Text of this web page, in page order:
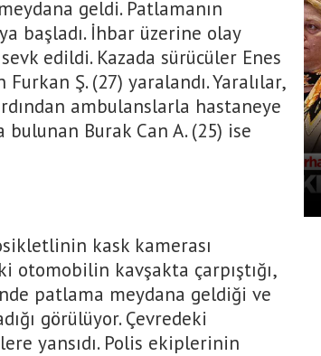
geldi. Patlamanın
başladı. İhbar üzerine olay
edildi. Kazada sürücüler Enes
Ş. (27) yaralandı. Yaralılar,
ambulanslarla hastaneye
bulunan Burak Can A. (25) ise
kask kamerası
otomobilin kavşakta çarpıştığı,
patlama meydana geldiği ve
görülüyor. Çevredeki
yansıdı. Polis ekiplerinin